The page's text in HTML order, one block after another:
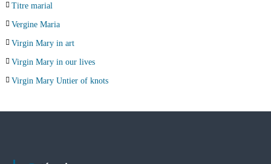
Titre marial
Vergine Maria
Virgin Mary in art
Virgin Mary in our lives
Virgin Mary Untier of knots